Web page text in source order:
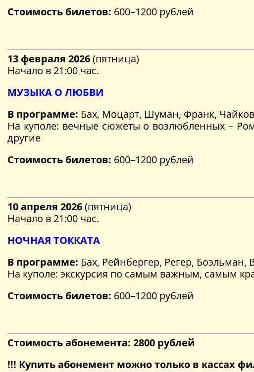
Стоимость билетов: 600–1200 рублей
13 февраля 2026(пятница)
Начало в 21:00 час.
МУЗЫКА О ЛЮБВИ
В программе: Бах, Моцарт, Шуман, Франк,
На куполе: вечные сюжеты о возлюбленных –
другие
Стоимость билетов: 600–1200 рублей
10 апреля 2026(пятница)
Начало в 21:00 час.
НОЧНАЯ ТОККАТА
В программе: Бах, Рейнбергер, Регер,
На куполе: экскурсия по самым важным, самым
Стоимость билетов: 600–1200 рублей
Стоимость абонемента: 2800 рублей
!!! Купить абонемент можно только в кассах